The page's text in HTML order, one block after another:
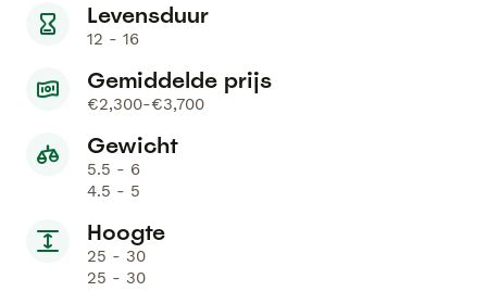
Levensduur
12 - 16
Gemiddelde prijs
€2,300-€3,700
Gewicht
5.5 - 6
4.5 - 5
Hoogte
25 - 30
25 - 30